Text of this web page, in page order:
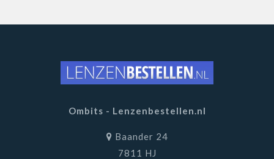
Ombits - Lenzenbestellen.nl
Baander 24
7811 HJ